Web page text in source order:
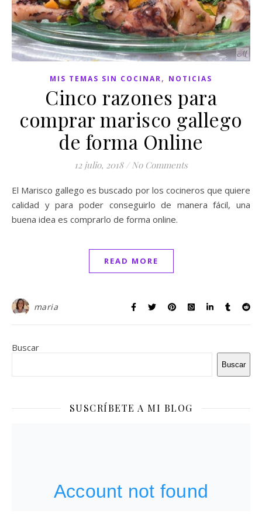
MIS TEMAS SIN COCINAR, NOTICIAS
Cinco razones para
comprar marisco gallego
de forma Online
12 julio, 2018 / No Comments
El Marisco gallego es buscado por los cocineros que quiere
calidad y para poder conseguirlo de manera fácil, una
buena idea es comprarlo de forma online.
READ MORE
maria
Buscar
Buscar
SUSCRÍBETE A MI BLOG